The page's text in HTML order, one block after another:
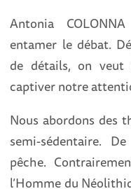
Antonia
entamer le débat.
de détails, on veut
captiver notre
Nous abordons des
semi-sédentaire.
pêche.
l’Homme du